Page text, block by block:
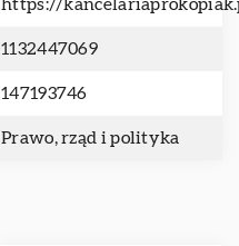
https://
1132447069
147193746
Prawo, rząd i polityka